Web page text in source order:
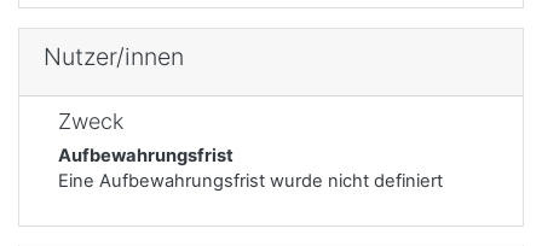
Nutzer/innen
Zweck
Aufbewahrungsfrist
Eine Aufbewahrungsfrist wurde nicht definiert